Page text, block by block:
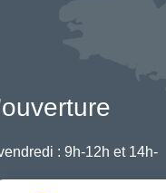
: 9h-12h et 14h-